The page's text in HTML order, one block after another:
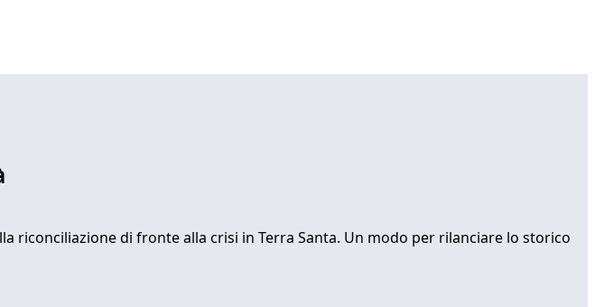
riconciliazione di fronte alla crisi in Terra Santa. Un modo per rilanciare lo storico